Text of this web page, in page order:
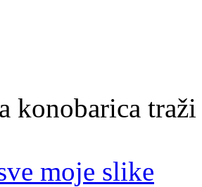
konobarica
moje slike